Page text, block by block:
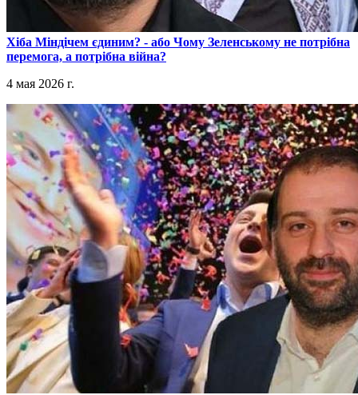
​Хіба Міндічем єдиним? - або Чому Зеленському не потрібна
перемога, а потрібна війна?
4 мая 2026 г.